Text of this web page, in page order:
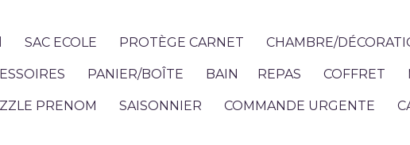
SAC ECOLE PROTÈGE CARNET CHAMBRE/
PANIER/BOÎTE BAIN REPAS COFFRET
PRENOM SAISONNIER COMMANDE URGENTE